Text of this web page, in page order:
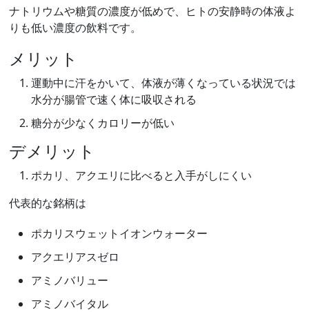
ナトリウムや糖質の濃度が低めで、ヒトの安静時の体液よ
りも低い濃度の飲料です。
メリット
運動中に汗をかいて、体液が薄くなっている状況では
水分が腸管で速く体に吸収される
糖分が少なくカロリーが低い
デメリット
ポカリ、アクエリに比べると入手がしにくい
代表的な銘柄は
ポカリスウェットイオンウォーター
アクエリアスゼロ
アミノバリュー
アミノバイタル